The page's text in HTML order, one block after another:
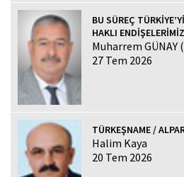
BU SÜREÇ
HAKLI
Muharrem GÜNAY
27 Tem 2026
TÜRKEŞNAME /
Halim Kaya
20 Tem 2026